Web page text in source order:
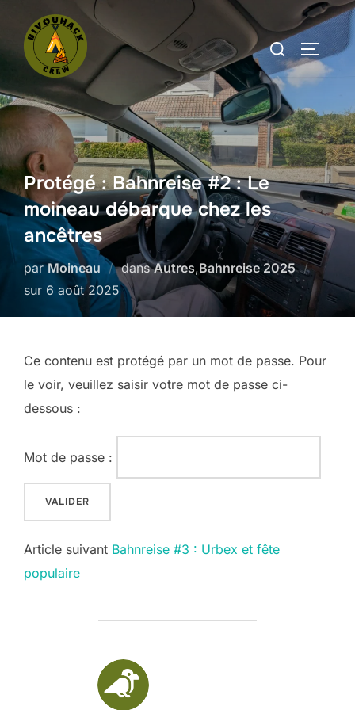
contenu
Rechercher :
Protégé : Bahnreise #2 : Le
moineau débarque chez les
ancêtres
parMoineau dansAutres,Bahnreise 2025
sur Publié
6 août 2025
Ce contenu est protégé par un mot de passe. Pour
le voir, veuillez saisir votre mot de passe ci-
dessous :
Mot de passe :
Post
navigation
Article suivant Bahnreise #3 : Urbex et fête
populaire
AUTEUR DE LA PUBLICATION